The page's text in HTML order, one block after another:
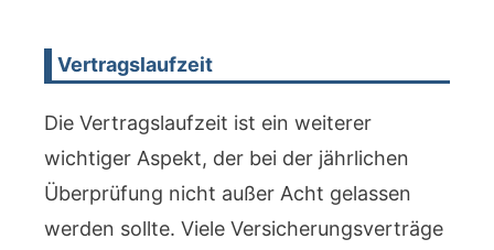
Vertragslaufzeit
Die Vertragslaufzeit ist ein weiterer
wichtiger Aspekt, der bei der jährlichen
Überprüfung nicht außer Acht gelassen
werden sollte. Viele Versicherungsverträge